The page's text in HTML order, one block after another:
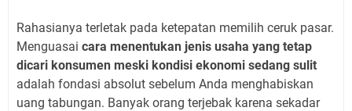
Rahasianya terletak pada ketepatan memilih ceruk pasar.
Menguasai cara menentukan jenis usaha yang tetap
dicari konsumen meski kondisi ekonomi sedang sulit
adalah fondasi absolut sebelum Anda menghabiskan
uang tabungan. Banyak orang terjebak karena sekadar